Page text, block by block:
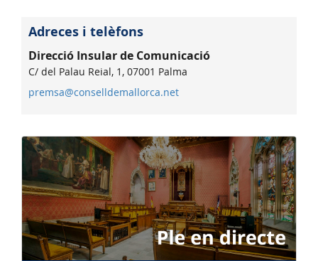
Adreces i telèfons
Direcció Insular de Comunicació
C/ del Palau Reial, 1, 07001 Palma
premsa@conselldemallorca.net